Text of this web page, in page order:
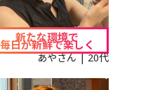
新たな環境で
毎日が新鮮で楽しく
あやさん | 20代